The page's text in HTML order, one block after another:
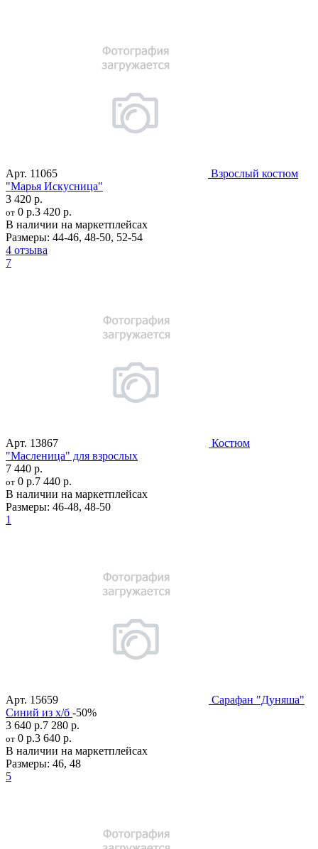
Арт. 11065
Взрослый костюм
"Марья Искусница"
3 420 р.
от 0 р.3 420 р.
В наличии на маркетплейсах
Размеры: 44-46, 48-50, 52-54
4 отзыва
7
Арт. 13867
Костюм
"Масленица" для взрослых
7 440 р.
от 0 р.7 440 р.
В наличии на маркетплейсах
Размеры: 46-48, 48-50
1
Арт. 15659
Сарафан "Дуняша"
Синий из х/б -50%
3 640 р.7 280 р.
от 0 р.3 640 р.
В наличии на маркетплейсах
Размеры: 46, 48
5